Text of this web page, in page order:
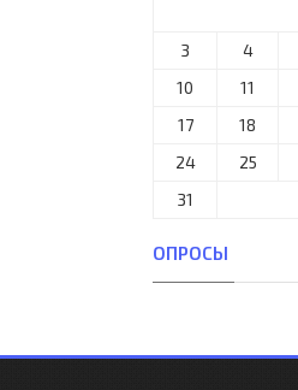
3
4
10
11
17
18
24
25
31
ОПРОСЫ